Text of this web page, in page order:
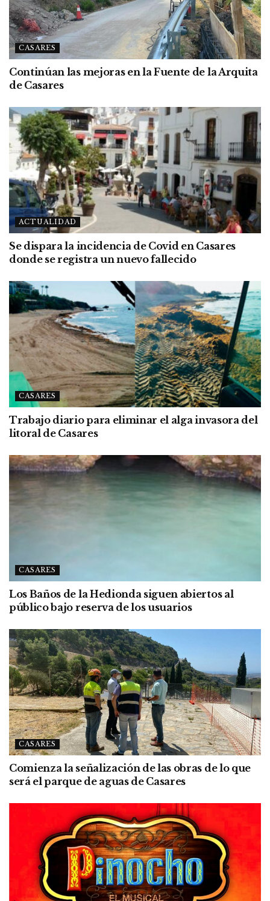
CASARES
Continúan las mejoras en la Fuente de la Arquita
de Casares
ACTUALIDAD
Se dispara la incidencia de Covid en Casares
donde se registra un nuevo fallecido
CASARES
Trabajo diario para eliminar el alga invasora del
litoral de Casares
CASARES
Los Baños de la Hedionda siguen abiertos al
público bajo reserva de los usuarios
CASARES
Comienza la señalización de las obras de lo que
será el parque de aguas de Casares